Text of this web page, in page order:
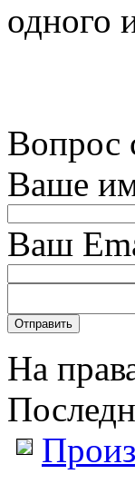
одного
Вопрос
Ваше
Ваш
На